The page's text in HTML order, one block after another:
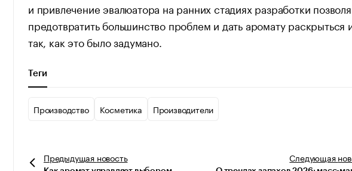
и привлечение эвалюатора на ранних стадиях разработки
предотвратить большинство проблем и дать аромату раскрыться
так, как это было задумано.
Теги
Производство Косметика Производители
Предыдущая новость Следующая